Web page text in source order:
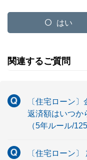
はい
関連するご質問
〔住宅ローン
返済額はいつか
（5年ルール/
〔住宅ローン